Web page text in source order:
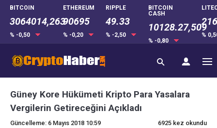
BITCOIN
3064014,263
% -0,50
ETHEREUM
90695
% -0,20
RIPPLE
49.33
% -2,50
BITCOIN
CASH
10128.27,509
% -0,80
%
Güney Kore Hükümeti Kripto Para Yasalara
Vergilerin Getireceğini Açıkladı
Güncelleme: 6 Mayıs 2018 10:59 6925 kez okundu